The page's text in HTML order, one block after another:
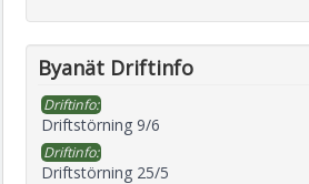
Byanät Driftinfo
Driftinfo:
Driftstörning 9/6
Driftinfo:
Driftstörning 25/5